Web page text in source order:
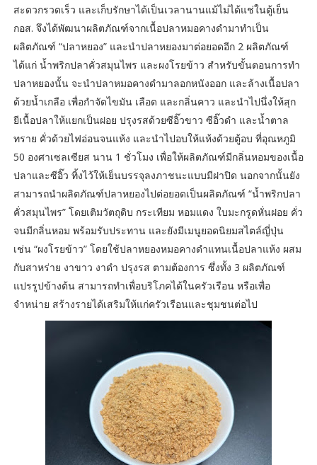
สะดวกรวดเร็ว และเก็บรักษาได้เป็นเวลานานแม้ไม่ได้แช่ในตู้เย็น
กอส. จึงได้พัฒนาผลิตภัณฑ์จากเนื้อปลาหมอคางดำมาทำเป็น
ผลิตภัณฑ์ “ปลาหยอง” และนำปลาหยองมาต่อยอดอีก 2 ผลิตภัณฑ์
ได้แก่ น้ำพริกปลาคั่วสมุนไพร และผงโรยข้าว สำหรับขั้นตอนการทำ
ปลาหยองนั้น จะนำปลาหมอคางดำมาลอกหนังออก และล้างเนื้อปลา
ด้วยน้ำเกลือ เพื่อกำจัดไขมัน เลือด และกลิ่นคาว และนำไปนึ่งให้สุก
ยีเนื้อปลาให้แยกเป็นฝอย ปรุงรสด้วยซีอิ๊วขาว ซีอิ๊วดำ และน้ำตาล
ทราย คั่วด้วยไฟอ่อนจนแห้ง และนำไปอบให้แห้งด้วยตู้อบ ที่อุณหภูมิ
50 องศาเซลเซียส นาน 1 ชั่วโมง เพื่อให้ผลิตภัณฑ์มีกลิ่นหอมของเนื้อ
ปลาและซีอิ๊ว ทิ้งไว้ให้เย็นบรรจุลงภาชนะแบบมีฝาปิด นอกจากนั้นยัง
สามารถนำผลิตภัณฑ์ปลาหยองไปต่อยอดเป็นผลิตภัณฑ์ “น้ำพริกปลา
คั่วสมุนไพร” โดยเติมวัตถุดิบ กระเทียม หอมแดง ใบมะกรูดหั่นฝอย คั่ว
จนมีกลิ่นหอม พร้อมรับประทาน และยังมีเมนูยอดนิยมสไตล์ญี่ปุ่น
เช่น “ผงโรยข้าว” โดยใช้ปลาหยองหมอคางดำแทนเนื้อปลาแห้ง ผสม
กับสาหร่าย งาขาว งาดำ ปรุงรส ตามต้องการ ซึ่งทั้ง 3 ผลิตภัณฑ์
แปรรูปข้างต้น สามารถทำเพื่อบริโภคได้ในครัวเรือน หรือเพื่อ
จำหน่าย สร้างรายได้เสริมให้แก่ครัวเรือนและชุมชนต่อไป